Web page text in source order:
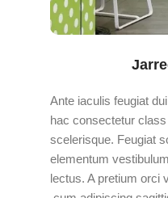
Ante iaculis feugiat
hac consectetur
scelerisque. Feugiat
elementum
lectus. A pretium orci